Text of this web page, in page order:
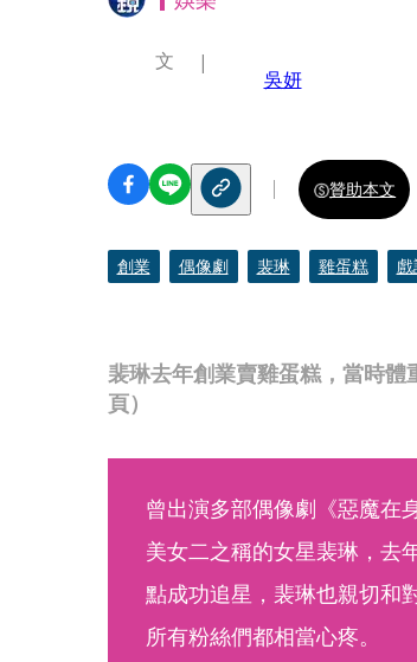
裴琳去年創業賣雞蛋糕，當時
頁）
文
吳妍
贊助本文
創業 偶像劇 裴琳 雞蛋糕
曾出演多部偶像劇《惡魔在
美女二之稱的女星裴琳，去
點成功追星，裴琳也親切和
所有粉絲們都相當心疼。